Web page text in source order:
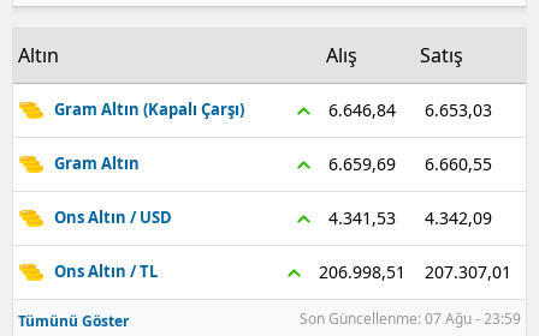
Altın Alış Satış
Gram Altın (Kapalı Çarşı) 6.646,84 6.653,03
Gram Altın 6.659,69 6.660,55
Ons Altın / USD 4.341,53 4.342,09
Ons Altın / TL 206.998,51 207.307,01
Tümünü Göster Son Güncellenme: 07 Ağu - 23:59